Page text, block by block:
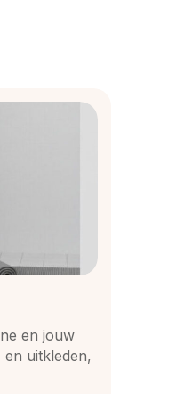
en jouw
uitkleden,